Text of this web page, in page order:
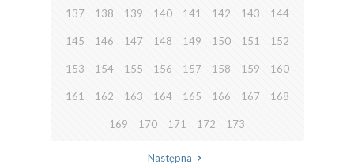
137 138 139 140 141 142 143 144
145 146 147 148 149 150 151 152
153 154 155 156 157 158 159 160
161 162 163 164 165 166 167 168
169 170 171 172 173
Następna